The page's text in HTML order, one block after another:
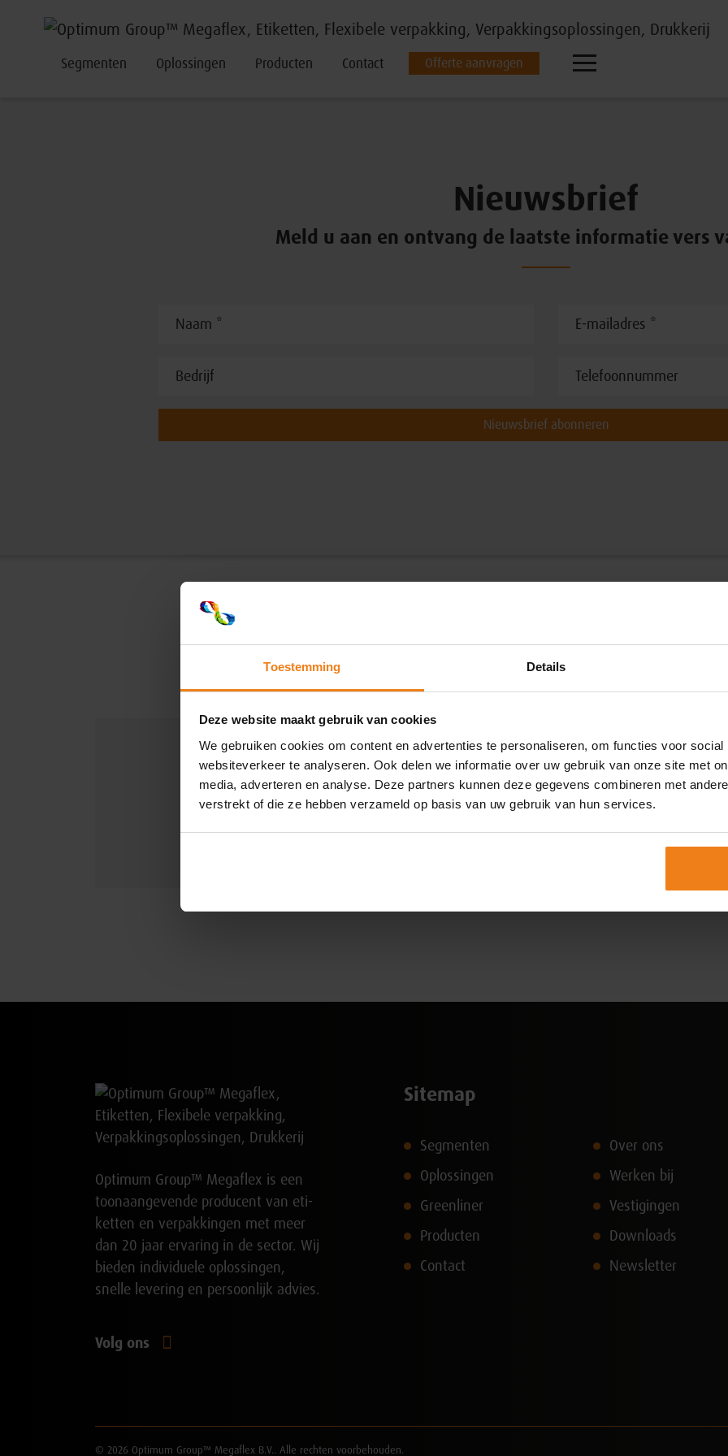
Toestemming Details
Deze website maakt gebruik van cookies
We gebruiken cookies om content en advertenties te personaliseren, om functies voor
websiteverkeer te analyseren. Ook delen we informatie over uw gebruik van onze site met
media, adverteren en analyse. Deze partners kunnen deze gegevens combineren met
verstrekt of die ze hebben verzameld op basis van uw gebruik van hun services.
Segmenten Oplossingen Producten Contact Offerte aanvragen
Nieuwsbrief
Meld u aan en ontvang de laatste informatie vers
Nieuwsbrief abonneren
0497 64 11 84 centrale@megaflex.nl
Optimum Group™ Megaflex is een
toon­aan­ge­vende produ­cent van eti­
ket­ten en verpak­kingen met meer
dan 20 jaar erva­ring in de sector. Wij
bieden indi­vidu­ele oplos­sin­gen,
snelle leve­ring en persoon­lijk advies.
Volg ons
Sitemap
Segmenten
Oplossingen
Greenliner
Producten
Contact
Over ons
Werken bij
Vestigingen
Downloads
Newsletter
© 2026 Optimum Group™ Megaflex B.V.. Alle rechten voorbehouden.